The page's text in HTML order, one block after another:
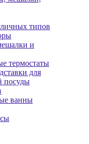
типов
и
термостаты
для
посуды
ванны